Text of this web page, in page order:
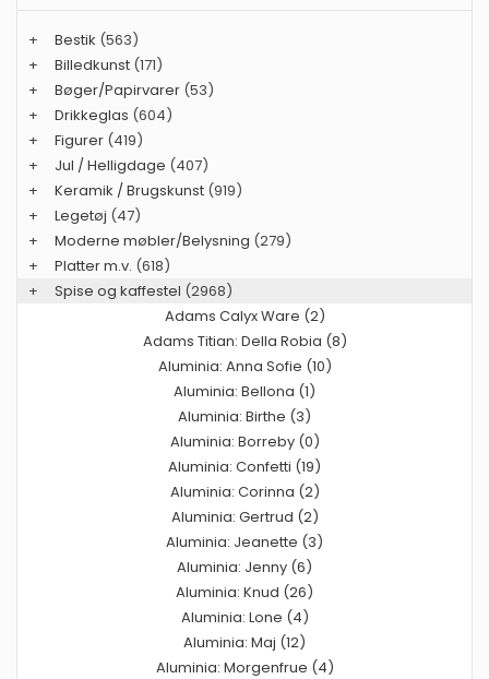
+ Bestik (563)
+
Billedkunst (171)
+
Bøger/Papirvarer (53)
+
Drikkeglas (604)
+
Figurer (419)
+
Jul / Helligdage (407)
+
Keramik / Brugskunst (919)
+
Legetøj (47)
+
Moderne møbler/Belysning (279)
+
Platter m.v. (618)
+
Spise og kaffestel (2968)
Adams Calyx Ware (2)
Adams Titian: Della Robia (8)
Aluminia: Anna Sofie (10)
Aluminia: Bellona (1)
Aluminia: Birthe (3)
Aluminia: Borreby (0)
Aluminia: Confetti (19)
Aluminia: Corinna (2)
Aluminia: Gertrud (2)
Aluminia: Jeanette (3)
Aluminia: Jenny (6)
Aluminia: Knud (26)
Aluminia: Lone (4)
Aluminia: Maj (12)
Aluminia: Morgenfrue (4)